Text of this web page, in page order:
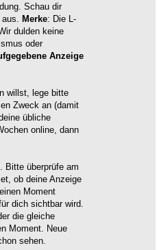
Schau dir
Merke: Die L-
dulden keine
oder
Anzeige
willst, lege bitte
Zweck an (damit
übliche
online, dann
Bitte überprüfe am
ob deine Anzeige
Moment
dich sichtbar wird.
die gleiche
Moment. Neue
sehen.